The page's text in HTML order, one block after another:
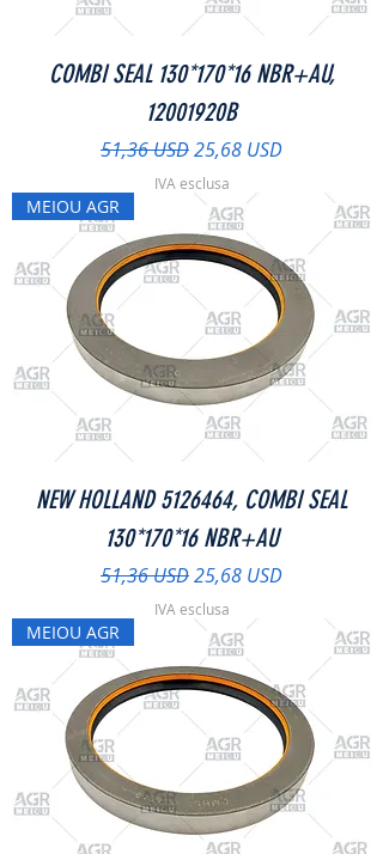
COMBI SEAL 130*170*16 NBR+AU,
12001920B
Prezzo regolare
51,36 USDPrezzo scontato
25,68 USD
IVA esclusa
MEIOU AGR
NEW HOLLAND 5126464, COMBI SEAL
130*170*16 NBR+AU
Prezzo regolare
51,36 USDPrezzo scontato
25,68 USD
IVA esclusa
MEIOU AGR